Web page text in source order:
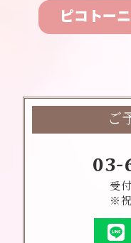
ピコトー
ご
03-
受
※